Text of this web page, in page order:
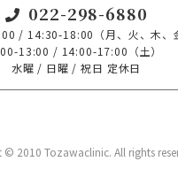
022-298-6880
/ 14:30-18:00（月、火、木、
13:00 / 14:00-17:00（土）
水曜 / 日曜 / 祝日 定休日
© 2010 Tozawaclinic. All rights